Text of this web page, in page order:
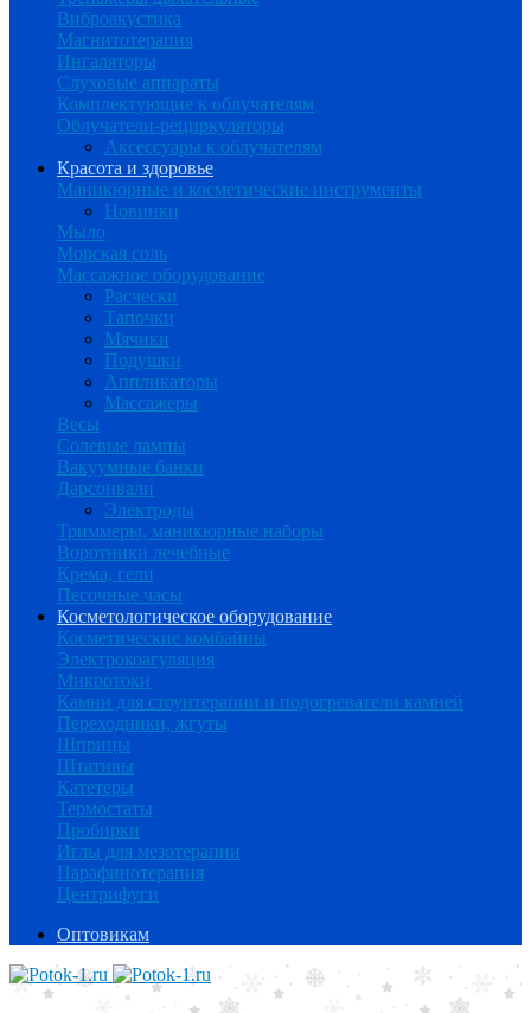
Виброакустика
Магнитотерапия
Ингаляторы
Слуховые аппараты
Комплектующие к облучателям
Облучатели-рециркуляторы
Аксессуары к облучателям
Красота и здоровье
Маникюрные и косметические инструменты
Новинки
Мыло
Морская соль
Массажное оборудование
Расчески
Тапочки
Мячики
Подушки
Аппликаторы
Массажеры
Весы
Солевые лампы
Вакуумные банки
Дарсонвали
Электроды
Триммеры, маникюрные наборы
Воротники лечебные
Крема, гели
Песочные часы
Косметологическое оборудование
Косметические комбайны
Электрокоагуляция
Микротоки
Камни для стоунтерапии и подогреватели камней
Переходники, жгуты
Шприцы
Штативы
Катетеры
Термостаты
Пробирки
Иглы для мезотерапии
Парафинотерапия
Центрифуги
Оптовикам